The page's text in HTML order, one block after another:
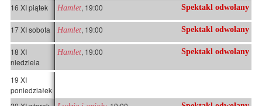
16 XI piątek Hamlet, 19:00 Spektakl odwołany
17 XI sobota Hamlet, 19:00 Spektakl odwołany
18 XI
niedziela
Hamlet, 19:00 Spektakl odwołany
19 XI
poniedziałek